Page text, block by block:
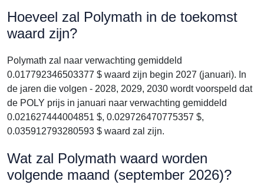
Hoeveel zal Polymath in de toekomst
waard zijn?
Polymath zal naar verwachting gemiddeld
0.017792346503377 $ waard zijn begin 2027 (januari). In
de jaren die volgen - 2028, 2029, 2030 wordt voorspeld dat
de POLY prijs in januari naar verwachting gemiddeld
0.021627444004851 $, 0.029726470775357 $,
0.035912793280593 $ waard zal zijn.
Wat zal Polymath waard worden
volgende maand (september 2026)?